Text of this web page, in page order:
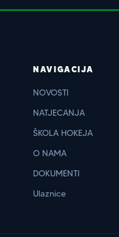
NAVIGACIJA
NOVOSTI
NATJECANJA
ŠKOLA HOKEJA
O NAMA
DOKUMENTI
Ulaznice